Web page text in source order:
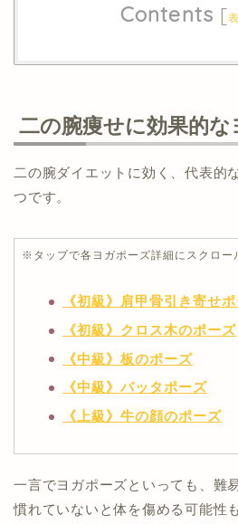
Contents [
二の腕痩せに効果的
二の腕ダイエットに効く、代表的
つです。
※タップで各ヨガポーズ詳細にスクロー
《初級》肩甲骨引き寄せ
《初級》クロス木のポーズ
《中級》板のポーズ
《中級》バッタポーズ
《上級》牛の顔のポーズ
一言でヨガポーズといっても、難
慣れていないと体を傷める可能性